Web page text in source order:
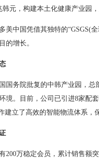
元，构建本土化健康产业园
美中国凭借其独特的“GSGS(
的增长。
国务院批复的中韩产业园，
境。目前，公司已引进8家配
建立了高效的智能物流体系，
200万稳定会员，累计销售额